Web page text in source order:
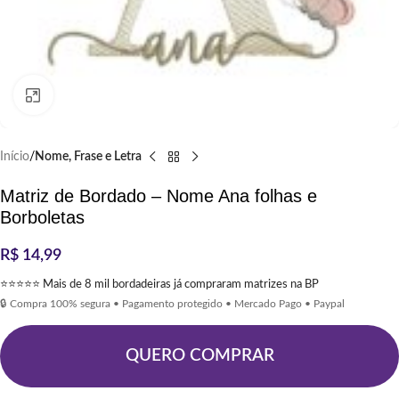
Início Nome, Frase e Letra
Matriz de Bordado – Nome Ana folhas e
Borboletas
R$ 14,99
⭐⭐⭐⭐⭐ Mais de 8 mil bordadeiras já compraram matrizes na BP
🔒 Compra 100% segura • Pagamento protegido • Mercado Pago • Paypal
QUERO COMPRAR